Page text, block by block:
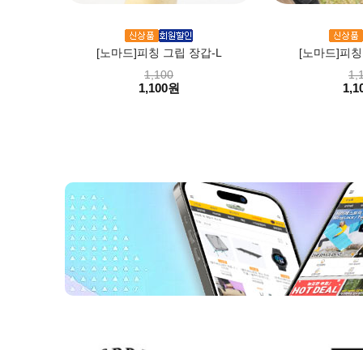
[노마드]피칭 그립 장갑-L
1,100
1,100원
[노마드]피